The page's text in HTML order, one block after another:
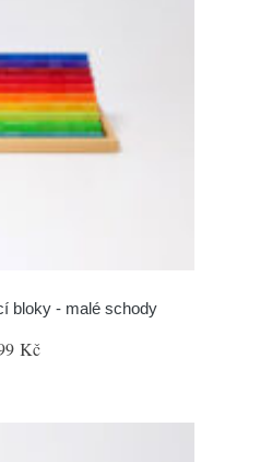
bloky - malé schody
Kč